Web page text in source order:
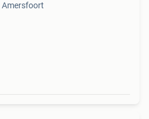
Amersfoort